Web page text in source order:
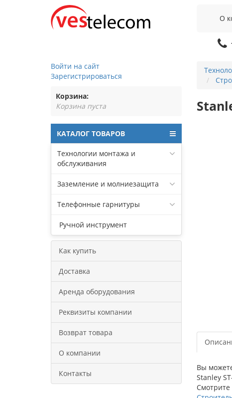
О
Войти на сайт
Зарегистрироваться
Корзина:
Корзина пуста
КАТАЛОГ ТОВАРОВ
Технологии монтажа и
обслуживания
Заземление и молниезащита
Телефонные гарнитуры
Ручной инструмент
Как купить
Доставка
Аренда оборудования
Реквизиты компании
Возврат товара
О компании
Контакты
Вы
Stanley
Смотрите